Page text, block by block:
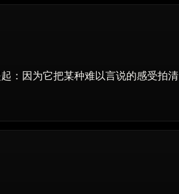
：因为它把某种难以言说的感受拍清